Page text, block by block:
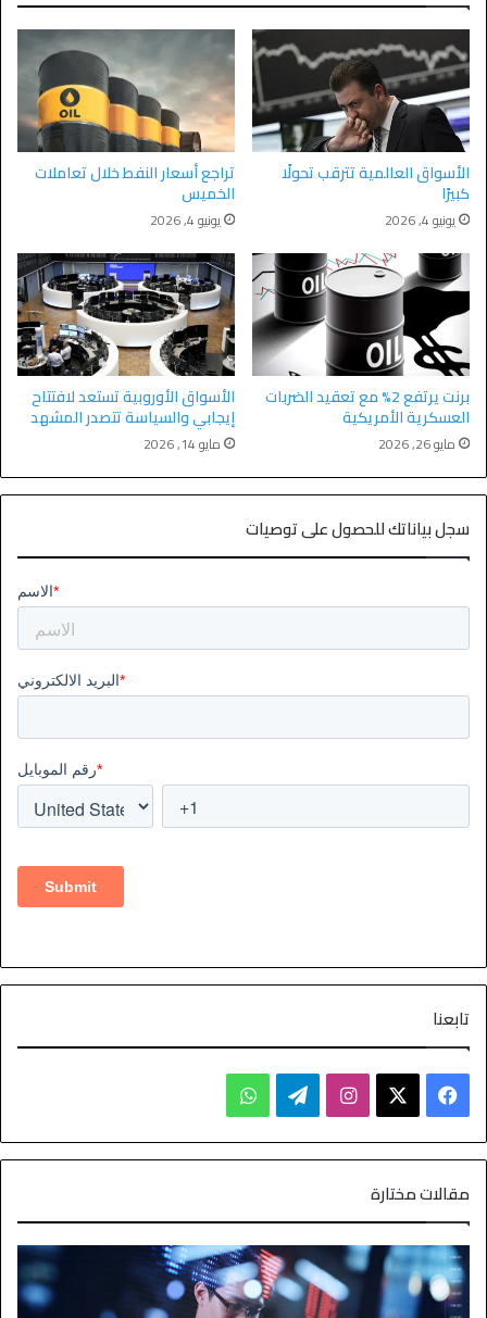
الأسواق العالمية تترقب تحولًا
كبيرًا
يونيو 4, 2026
تراجع أسعار النفط خلال تعاملات
الخميس
يونيو 4, 2026
برنت يرتفع 2% مع تعقيد الضربات
العسكرية الأمريكية
مايو 26, 2026
الأسواق الأوروبية تستعد لافتتاح
إيجابي والسياسة تتصدر المشهد
مايو 14, 2026
سجل بياناتك للحصول على توصيات
تابعنا
مقالات مختارة